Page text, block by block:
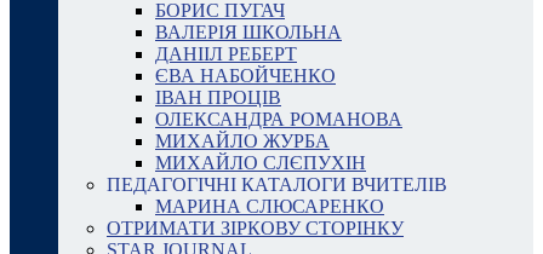
БОРИС ПУГАЧ
ВАЛЕРІЯ ШКОЛЬНА
ДАНІІЛ РЕБЕРТ
ЄВА НАБОЙЧЕНКО
ІВАН ПРОЦІВ
ОЛЕКСАНДРА РОМАНОВА
МИХАЙЛО ЖУРБА
МИХАЙЛО СЛЄПУХІН
ПЕДАГОГІЧНІ КАТАЛОГИ ВЧИТЕЛІВ
МАРИНА СЛЮСАРЕНКО
ОТРИМАТИ ЗІРКОВУ СТОРІНКУ
STAR JOURNAL